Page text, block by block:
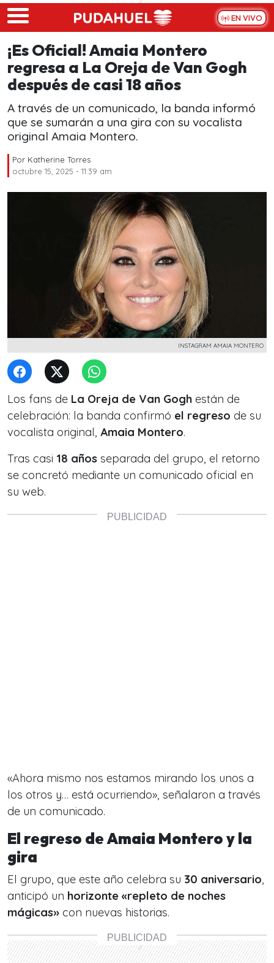
Skip to main content
EN VIVO
¡Es Oficial! Amaia Montero
regresa a La Oreja de Van Gogh
después de casi 18 años
A través de un comunicado, la banda informó
que se sumarán a una gira con su vocalista
original Amaia Montero.
Por Katherine Torres
octubre 15, 2025 - 11:39 am
INSTAGRAM AMAIA MONTERO
Los fans de La Oreja de Van Gogh están de
celebración: la banda confirmó el regreso de su
vocalista original, Amaia Montero.
Tras casi 18 años separada del grupo, el retorno
se concretó mediante un comunicado oficial en
su web.
«Ahora mismo nos estamos mirando los unos a
los otros y… está ocurriendo», señalaron a través
de un comunicado.
El regreso de Amaia Montero y la
gira
El grupo, que este año celebra su 30 aniversario,
anticipó un horizonte «repleto de noches
mágicas» con nuevas historias.